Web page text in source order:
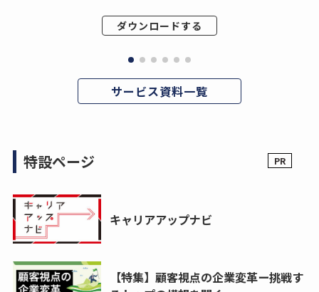
ダウンロードする
サービス資料一覧
特設ページ
キャリアアップナビ
【特集】顧客視点の企業変革ー挑戦す